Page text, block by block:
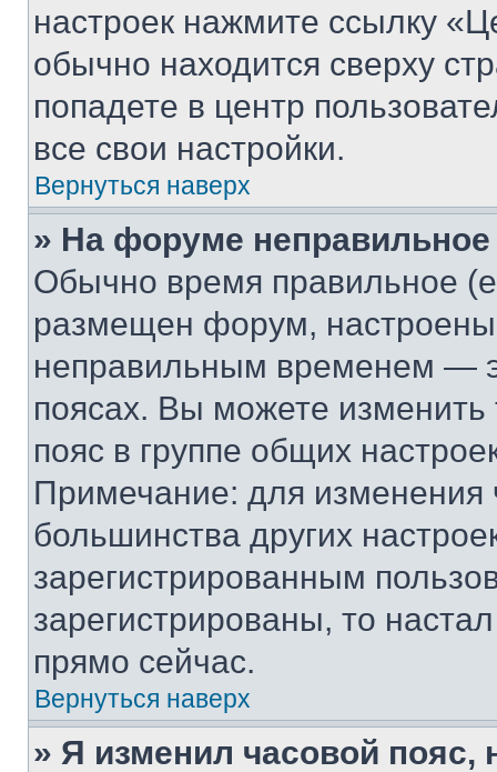
настроек нажмите ссылку
обычно находится сверху
попадете в центр
все свои настройки.
Вернуться наверх
» На форуме
Обычно время правильное
размещен форум, настроены
неправильным временем —
поясах. Вы можете изменить
пояс в группе общих
Примечание: для изменения
большинства других
зарегистрированным
зарегистрированы, то
прямо сейчас.
Вернуться наверх
» Я изменил часовой пояс,